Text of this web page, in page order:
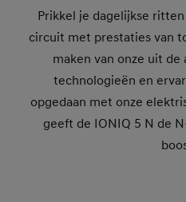
Prikkel je dagelijkse
circuit met prestaties van
maken van onze uit
technologieën en
opgedaan met onze
geeft de IONIQ 5 N de